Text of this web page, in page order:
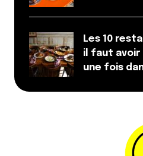
Les 10
il faut avoir
une fois